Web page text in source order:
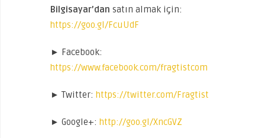
Bilgisayar’dan satın almak için:
https://goo.gl/FcuUdF
► Facebook:
https://www.facebook.com/fragtistcom
► Twitter: https://twitter.com/Fragtist
► Google+: http://goo.gl/XncGVZ